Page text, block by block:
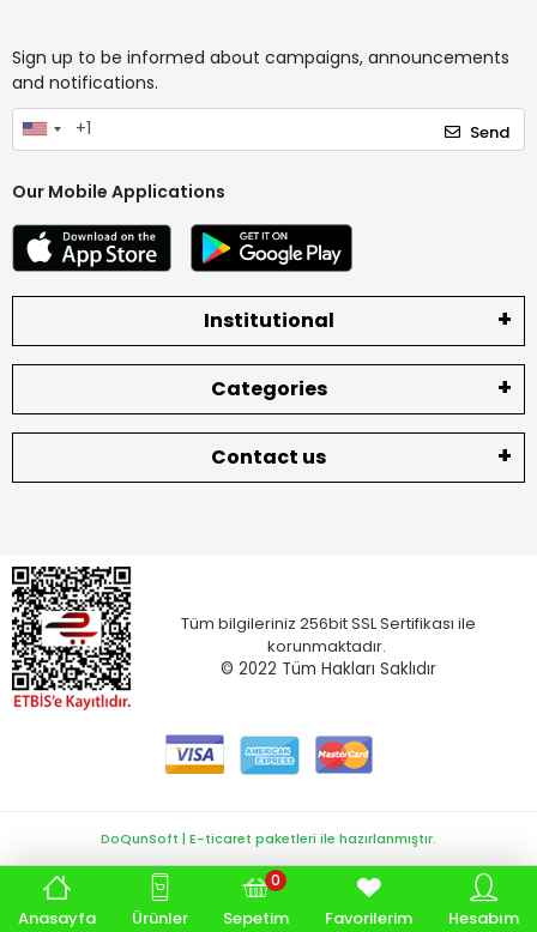
Sign up to be informed about campaigns, announcements
and notifications.
Send
Our Mobile Applications
Institutional
Categories
Contact us
Tüm bilgileriniz 256bit SSL Sertifikası ile
korunmaktadır.
© 2022 Tüm Hakları Saklıdır
Anasayfa Ürünler Sepetim
0
Favorilerim Hesabım
DoQunSoft | E-ticaret paketleri ile hazırlanmıştır.